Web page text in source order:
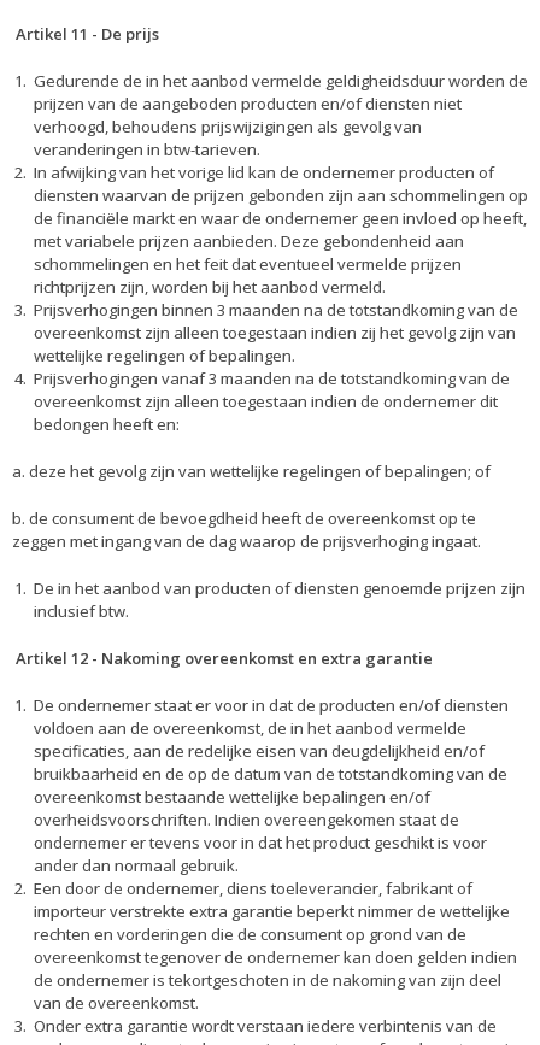
Artikel 11 - De prijs
Gedurende de in het aanbod vermelde geldigheidsduur worden de
prijzen van de aangeboden producten en/of diensten niet
verhoogd, behoudens prijswijzigingen als gevolg van
veranderingen in btw-tarieven.
In afwijking van het vorige lid kan de ondernemer producten of
diensten waarvan de prijzen gebonden zijn aan schommelingen op
de financiële markt en waar de ondernemer geen invloed op heeft,
met variabele prijzen aanbieden. Deze gebondenheid aan
schommelingen en het feit dat eventueel vermelde prijzen
richtprijzen zijn, worden bij het aanbod vermeld.
Prijsverhogingen binnen 3 maanden na de totstandkoming van de
overeenkomst zijn alleen toegestaan indien zij het gevolg zijn van
wettelijke regelingen of bepalingen.
Prijsverhogingen vanaf 3 maanden na de totstandkoming van de
overeenkomst zijn alleen toegestaan indien de ondernemer dit
bedongen heeft en:
a. deze het gevolg zijn van wettelijke regelingen of bepalingen; of
b. de consument de bevoegdheid heeft de overeenkomst op te
zeggen met ingang van de dag waarop de prijsverhoging ingaat.
De in het aanbod van producten of diensten genoemde prijzen zijn
inclusief btw.
Artikel 12 - Nakoming overeenkomst en extra garantie
De ondernemer staat er voor in dat de producten en/of diensten
voldoen aan de overeenkomst, de in het aanbod vermelde
specificaties, aan de redelijke eisen van deugdelijkheid en/of
bruikbaarheid en de op de datum van de totstandkoming van de
overeenkomst bestaande wettelijke bepalingen en/of
overheidsvoorschriften. Indien overeengekomen staat de
ondernemer er tevens voor in dat het product geschikt is voor
ander dan normaal gebruik.
Een door de ondernemer, diens toeleverancier, fabrikant of
importeur verstrekte extra garantie beperkt nimmer de wettelijke
rechten en vorderingen die de consument op grond van de
overeenkomst tegenover de ondernemer kan doen gelden indien
de ondernemer is tekortgeschoten in de nakoming van zijn deel
van de overeenkomst.
Onder extra garantie wordt verstaan iedere verbintenis van de